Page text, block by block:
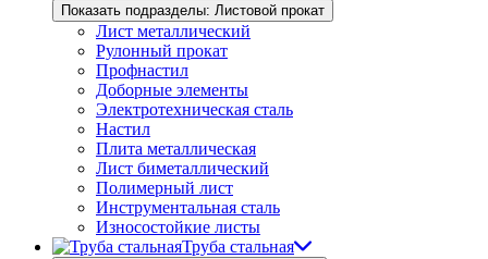
Показать подразделы: Листовой прокат
Лист металлический
Рулонный прокат
Профнастил
Доборные элементы
Электротехническая сталь
Настил
Плита металлическая
Лист биметаллический
Полимерный лист
Инструментальная сталь
Износостойкие листы
Труба стальная